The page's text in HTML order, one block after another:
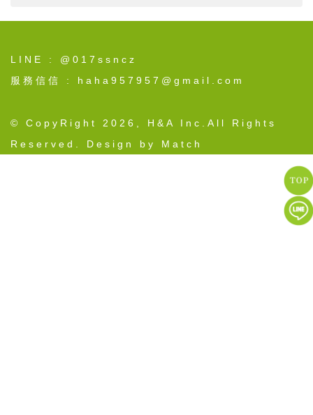
LINE : @017ssncz
服務信信 : haha957957@gmail.com
© CopyRight 2026, H&A Inc.All Rights
Reserved. Design by Match